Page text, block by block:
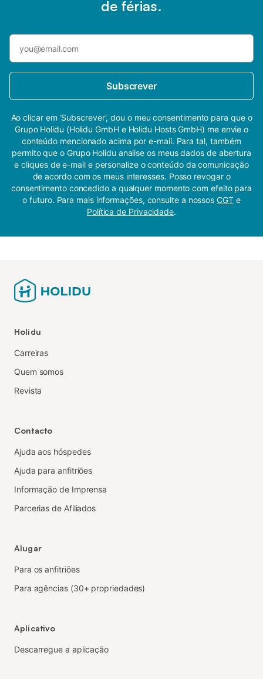
de férias.
Subscrever
Ao clicar em 'Subscrever', dou o meu consentimento para que o
Grupo Holidu (Holidu GmbH e Holidu Hosts GmbH) me envie o
conteúdo mencionado acima por e-mail. Para tal, também
permito que o Grupo Holidu analise os meus dados de abertura
e cliques de e-mail e personalize o conteúdo da comunicação
de acordo com os meus interesses. Posso revogar o
consentimento concedido a qualquer momento com efeito para
o futuro. Para mais informações, consulte a nossosCGTe
Política de Privacidade.
Holidu
Carreiras
Quem somos
Revista
Contacto
Ajuda aos hóspedes
Ajuda para anfitriões
Informação de Imprensa
Parcerias de Afiliados
Alugar
Para os anfitriões
Para agências (30+ propriedades)
Aplicativo
Descarregue a aplicação